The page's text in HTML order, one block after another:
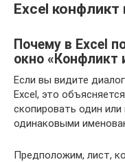
Excel
Почему в Excel
окно «Конфликт
Если вы видите
Excel, это
скопировать один или
одинаковыми
Предположим, лист,